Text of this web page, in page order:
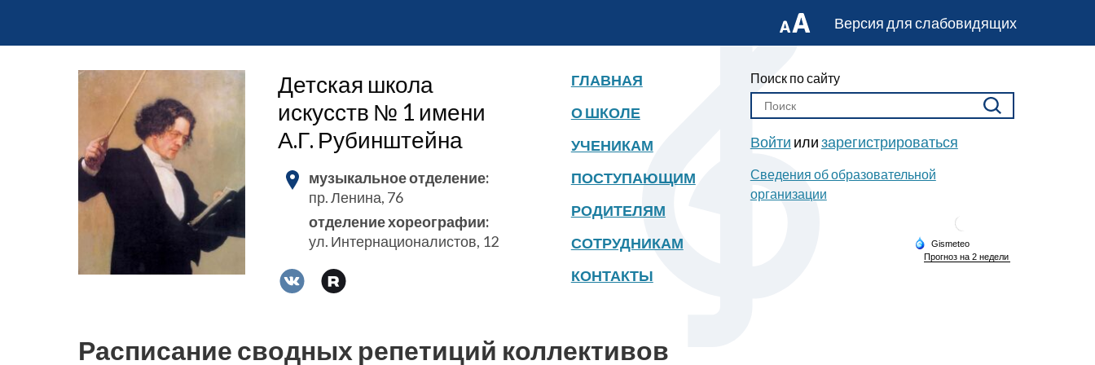
Версия для слабовидящих
Детская школа
искусств № 1 имени
А.Г. Рубинштейна
музыкальное отделение:
пр. Ленина, 76
отделение хореографии:
ул. Интернационалистов, 12
ГЛАВНАЯ
О ШКОЛЕ
УЧЕНИКАМ
ПОСТУПАЮЩИМ
РОДИТЕЛЯМ
СОТРУДНИКАМ
КОНТАКТЫ
Поиск по сайту
Войти илизарегистрироваться
Сведения об образовательной
организации
Расписание сводных репетиций коллективов